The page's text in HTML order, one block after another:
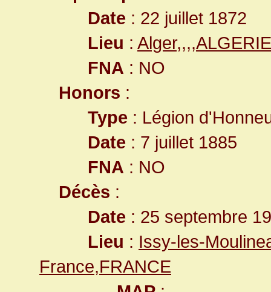
Date : 22 juillet 1872
Lieu : Alger,,,,ALGERIE
FNA : NO
Honors :
Type : Légion
Date : 7 juillet 1885
FNA : NO
Décès :
Date : 25 septembre
Lieu : Issy-les-
France,FRANCE